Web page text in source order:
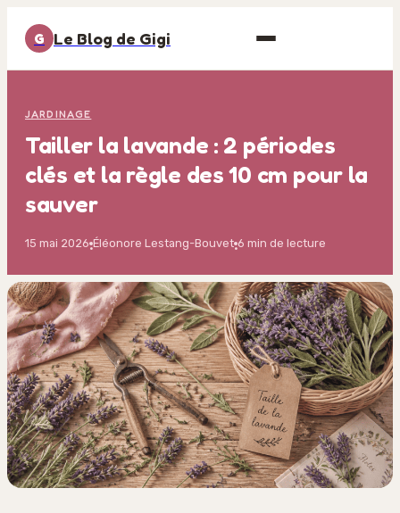
G Le Blog de Gigi
JARDINAGE
Tailler la lavande : 2 périodes
clés et la règle des 10 cm pour la
sauver
15 mai 2026·Éléonore Lestang-Bouvet·6 min de lecture